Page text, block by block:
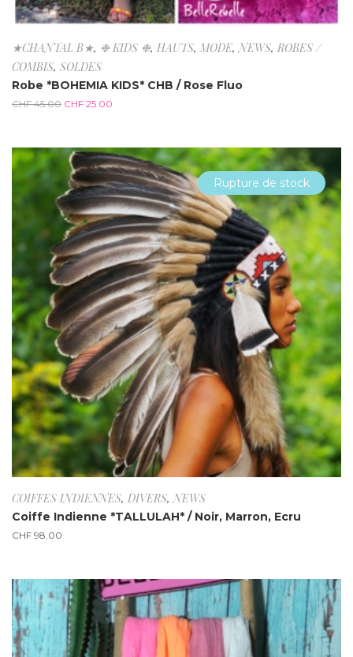
★CHANTAL B★, ❉ KIDS ❉, HAUTS, MODE,NEWS, ROBES /
COMBIS, SOLDES
Robe *BOHEMIA KIDS* CHB / Rose Fluo
CHF45.00 CHF 25.00
Rupture de stock
COIFFES INDIENNES, DIVERS,NEWS
Coiffe Indienne *TALLULAH* / Noir, Marron, Ecru
CHF 98.00